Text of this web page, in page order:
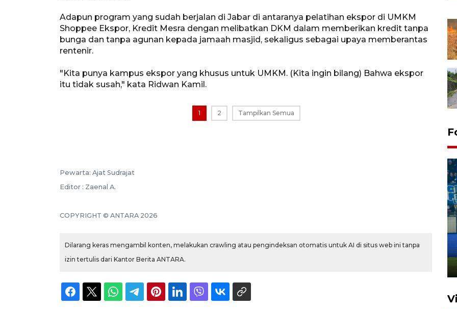
Adapun program yang sudah berjalan di Jabar di antaranya pelatihan ekspor di UMKM
Shoppee Ekspor, Kredit Mesra dengan melibatkan DKM dalam memberikan kredit tanpa
bunga dan tanpa agunan kepada jamaah masjid, sekaligus sebagai upaya memberantas
rentenir.
"Kita punya kampus ekspor yang khusus untuk UMKM. (Kita ingin bilang) Bahwa ekspor
itu tidak susah," kata Ridwan Kamil.
1 2 Tampilkan Semua
Pewarta: Ajat Sudrajat
Editor : Zaenal A.
COPYRIGHT © ANTARA 2026
Dilarang keras mengambil konten, melakukan crawling atau pengindeksan otomatis untuk AI di situs web ini tanpa
izin tertulis dari Kantor Berita ANTARA.
dan manajerial SPPI di
Balikpapan